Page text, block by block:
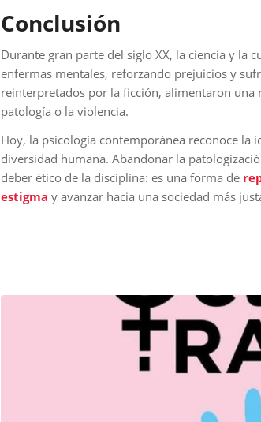
Conclusión
Durante gran parte del siglo XX, la ciencia y la
enfermas mentales, reforzando prejuicios y
reinterpretados por la ficción, alimentaron una
patología o la violencia.
Hoy, la psicología contemporánea reconoce
diversidad humana. Abandonar la
deber ético de la disciplina: es una forma de
estigma y avanzar hacia una sociedad más